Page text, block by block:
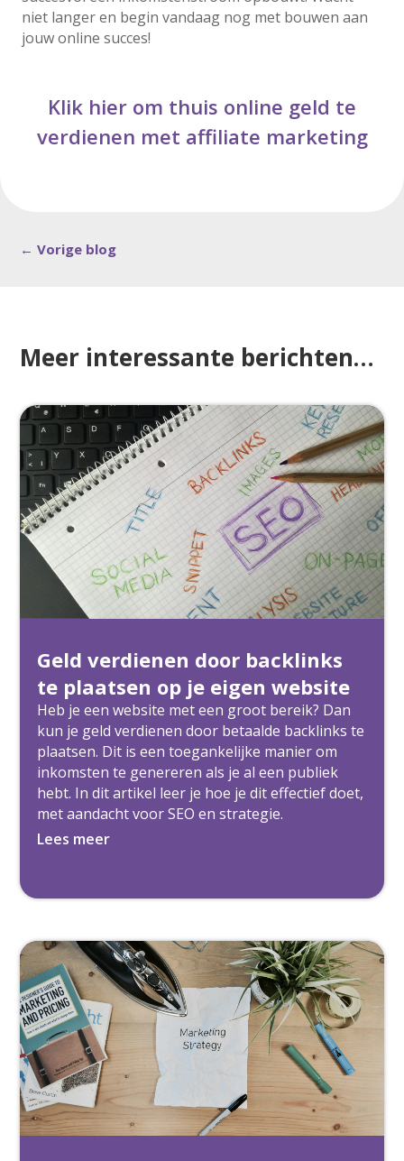
niet langer en begin vandaag nog met bouwen aan
jouw online succes!
Klik hier om thuis online geld te
verdienen met affiliate marketing
←Vorige blog
Meer interessante berichten…
Geld verdienen door backlinks
te plaatsen op je eigen website
Heb je een website met een groot bereik? Dan
kun je geld verdienen door betaalde backlinks te
plaatsen. Dit is een toegankelijke manier om
inkomsten te genereren als je al een publiek
hebt. In dit artikel leer je hoe je dit effectief doet,
met aandacht voor SEO en strategie.
Lees meer